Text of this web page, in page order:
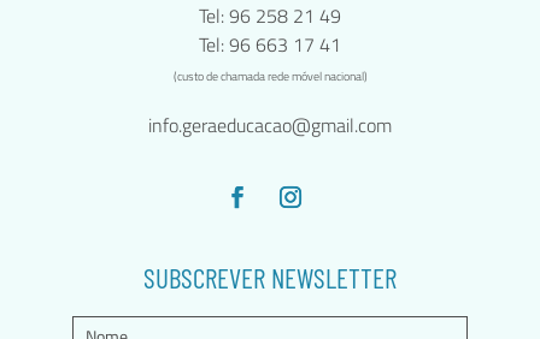
Tel: 96 258 21 49
Tel: 96 663 17 41
(custo de chamada rede móvel nacional)
info.geraeducacao@gmail.com
SUBSCREVER NEWSLETTER